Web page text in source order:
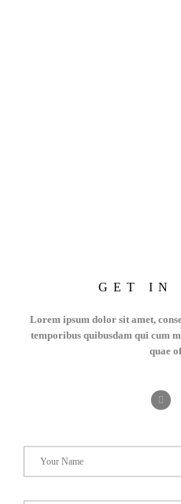
GET IN
Lorem ipsum dolor sit amet,
temporibus quibusdam qui cum
quae